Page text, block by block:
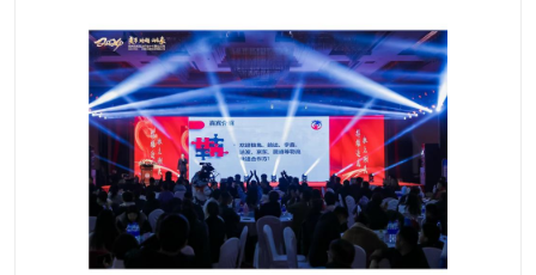
活动策划 truss架出租
kt板制作 场地布置
背景板搭建 雷亚舞台搭建
龙门架搭建 会议桌椅租赁
灯光音响租赁 空飘出租